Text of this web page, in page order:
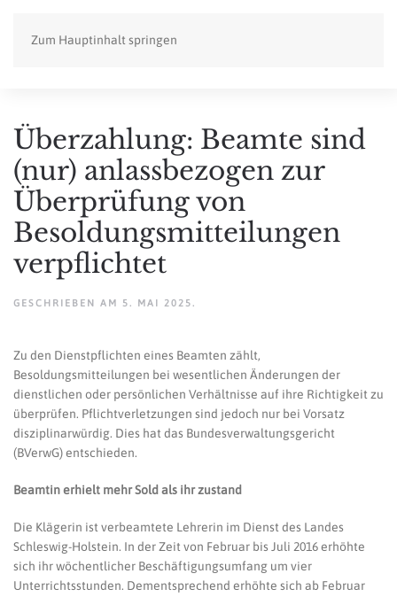
Zum Hauptinhalt springen
Überzahlung: Beamte sind
(nur) anlassbezogen zur
Überprüfung von
Besoldungsmitteilungen
verpflichtet
GESCHRIEBEN AM 5. MAI 2025 .
Zu den Dienstpflichten eines Beamten zählt,
Besoldungsmitteilungen bei wesentlichen Änderungen der
dienstlichen oder persönlichen Verhältnisse auf ihre Richtigkeit zu
überprüfen. Pflichtverletzungen sind jedoch nur bei Vorsatz
disziplinarwürdig. Dies hat das Bundesverwaltungsgericht
(BVerwG) entschieden.
Beamtin erhielt mehr Sold als ihr zustand
Die Klägerin ist verbeamtete Lehrerin im Dienst des Landes
Schleswig-Holstein. In der Zeit von Februar bis Juli 2016 erhöhte
sich ihr wöchentlicher Beschäftigungsumfang um vier
Unterrichtsstunden. Dementsprechend erhöhte sich ab Februar